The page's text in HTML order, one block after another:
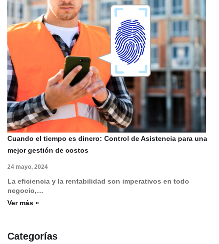
Cuando el tiempo es dinero: Control de Asistencia para una
mejor gestión de costos
24 mayo, 2024
La eficiencia y la rentabilidad son imperativos en todo
negocio,…
Ver más »
Categorías